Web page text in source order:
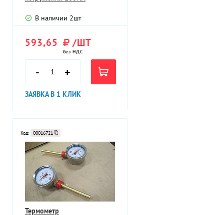
В наличии 2шт
593,65 /ШТ
без НДС
- +
ЗАЯВКА В 1 КЛИК
Код: 00016721
Термометр